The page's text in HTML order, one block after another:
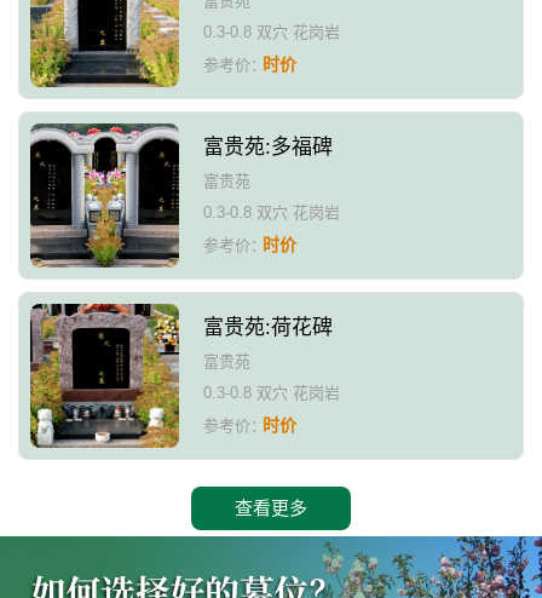
0.3-0.8 双穴 花岗岩
参考价：时价
富贵苑:多福碑
富贵苑
0.3-0.8 双穴 花岗岩
参考价：时价
富贵苑:荷花碑
富贵苑
0.3-0.8 双穴 花岗岩
参考价：时价
查看更多